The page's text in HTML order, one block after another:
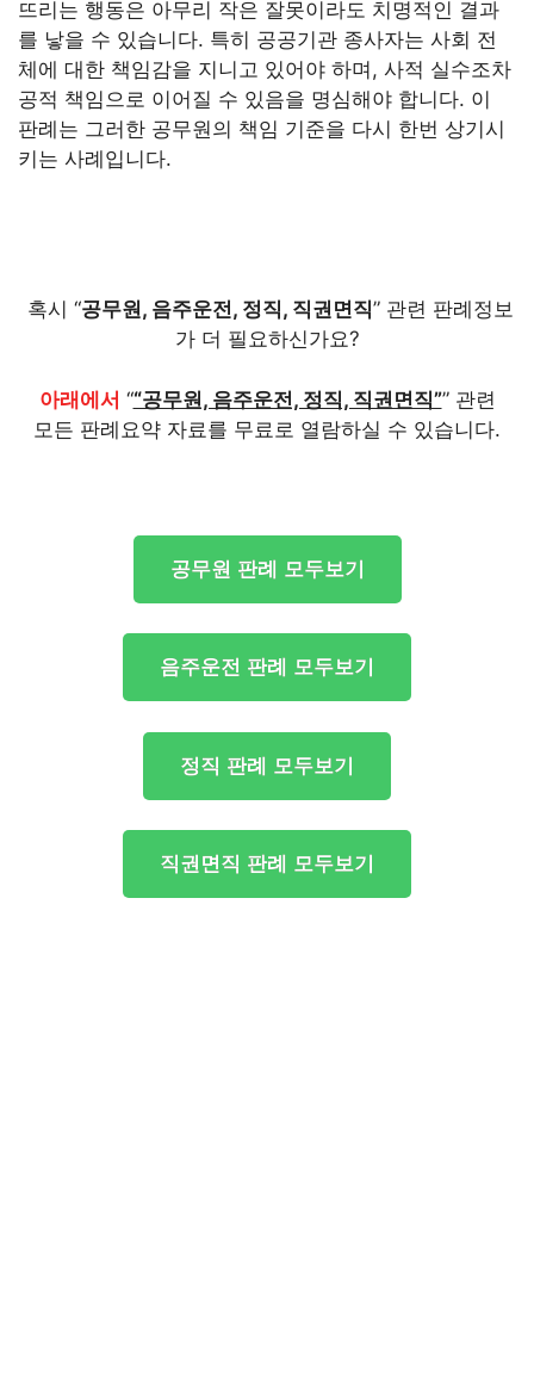
뜨리는 행동은 아무리 작은 잘못이라도 치명적인 결과
를 낳을 수 있습니다. 특히 공공기관 종사자는 사회 전
체에 대한 책임감을 지니고 있어야 하며, 사적 실수조차
공적 책임으로 이어질 수 있음을 명심해야 합니다. 이
판례는 그러한 공무원의 책임 기준을 다시 한번 상기시
키는 사례입니다.
혹시 “공무원, 음주운전, 정직, 직권면직” 관련 판례정보
가 더 필요하신가요?
아래에서 ““공무원, 음주운전, 정직, 직권면직”” 관련
모든 판례요약 자료를 무료로 열람하실 수 있습니다.
공무원 판례 모두보기
음주운전 판례 모두보기
정직 판례 모두보기
직권면직 판례 모두보기